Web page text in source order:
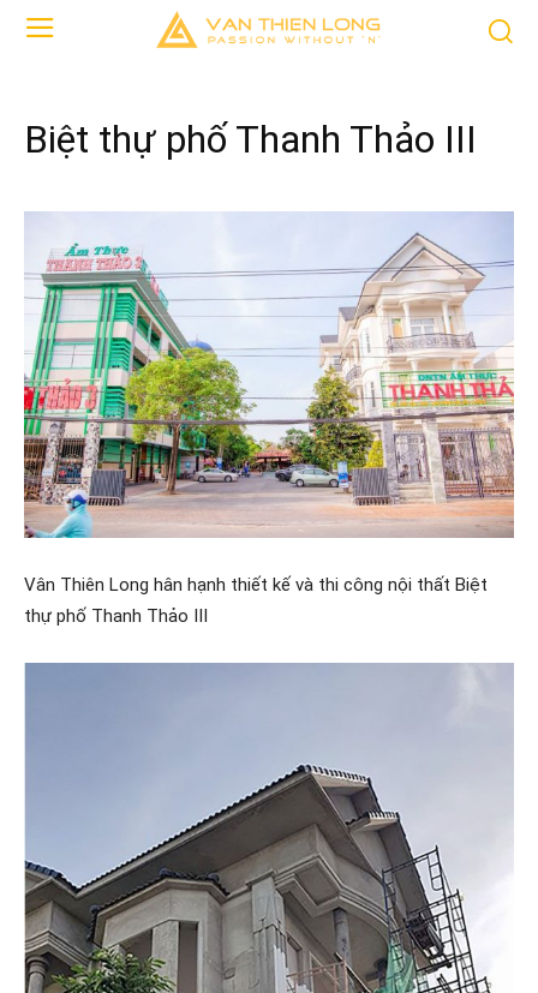
Biệt thự phố Thanh Thảo III
Vân Thiên Long hân hạnh thiết kế và thi công nội thất Biệt
thự phố Thanh Thảo III